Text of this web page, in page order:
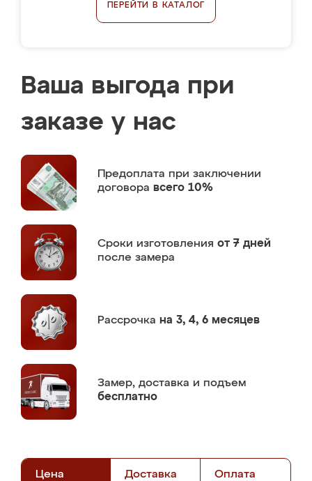
ПЕРЕЙТИ В КАТАЛОГ
Ваша выгода при
заказе у нас
Предоплата при заключении
договора всего 10%
Сроки изготовления от 7 дней
после замера
Рассрочка на 3, 4, 6 месяцев
Замер, доставка и подъем
бесплатно
Цена Доставка Оплата